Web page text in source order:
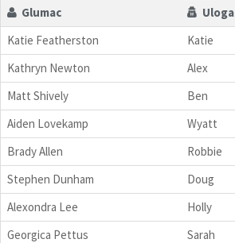
Glumac
Uloga
Katie Featherston
Katie
Kathryn Newton
Alex
Matt Shively
Ben
Aiden Lovekamp
Wyatt
Brady Allen
Robbie
Stephen Dunham
Doug
Alexondra Lee
Holly
Georgica Pettus
Sarah